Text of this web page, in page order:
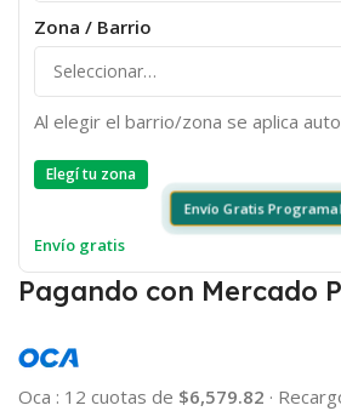
Zona / Barrio
Al elegir el barrio/zona se aplica
Elegí tu zona
Envío Gratis
Envío gratis
Pagando con Mercado
Oca : 12 cuotas de $6,579.82 ·